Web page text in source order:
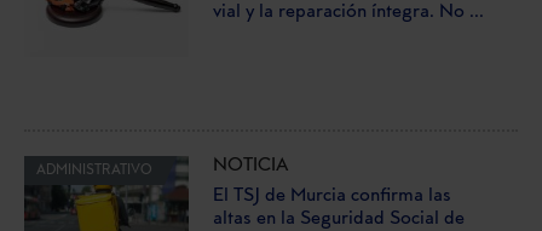
vial y la reparación íntegra. No ...
ADMINISTRATIVO
NOTICIA
El TSJ de Murcia confirma las
altas en la Seguridad Social de